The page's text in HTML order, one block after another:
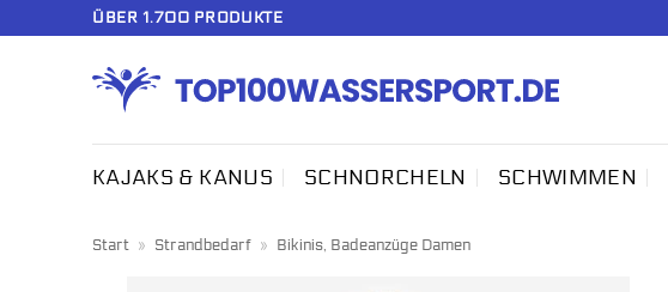
ÜBER 1.700 PRODUKTE
KAJAKS & KANUS SCHNORCHELN SCHWIMMEN
Start » Strandbedarf » Bikinis, Badeanzüge Damen